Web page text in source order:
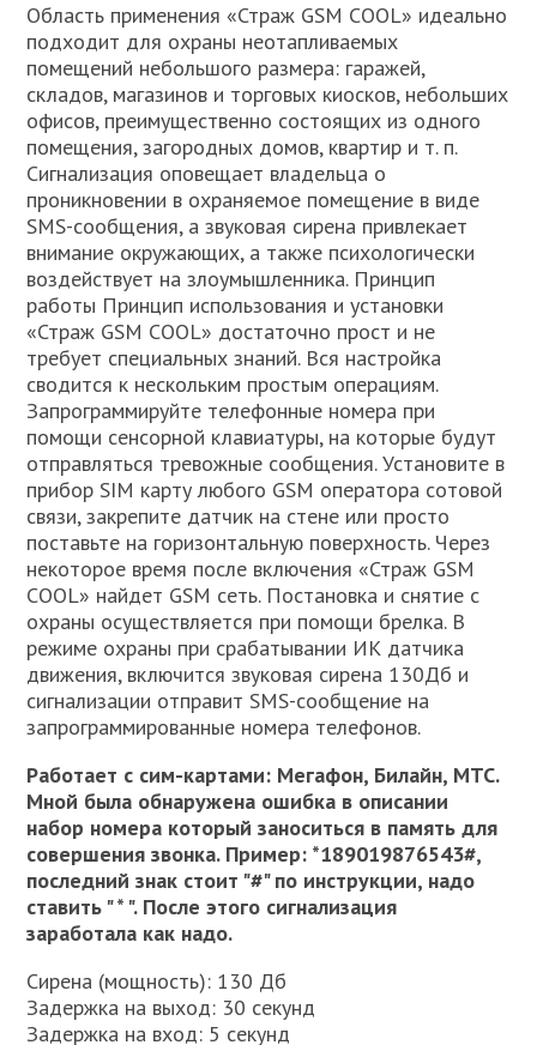
Область применения «Страж GSM COOL» идеально
подходит для охраны неотапливаемых
помещений небольшого размера: гаражей,
складов, магазинов и торговых киосков, небольших
офисов, преимущественно состоящих из одного
помещения, загородных домов, квартир и т. п.
Сигнализация оповещает владельца о
проникновении в охраняемое помещение в виде
SMS-сообщения, а звуковая сирена привлекает
внимание окружающих, а также психологически
воздействует на злоумышленника. Принцип
работы Принцип использования и установки
«Страж GSM COOL» достаточно прост и не
требует специальных знаний. Вся настройка
сводится к нескольким простым операциям.
Запрограммируйте телефонные номера при
помощи сенсорной клавиатуры, на которые будут
отправляться тревожные сообщения. Установите в
прибор SIM карту любого GSM оператора сотовой
связи, закрепите датчик на стене или просто
поставьте на горизонтальную поверхность. Через
некоторое время после включения «Страж GSM
COOL» найдет GSM сеть. Постановка и снятие с
охраны осуществляется при помощи брелка. В
режиме охраны при срабатывании ИК датчика
движения, включится звуковая сирена 130Дб и
сигнализации отправит SMS-сообщение на
запрограммированные номера телефонов.
Работает с сим-картами: Мегафон, Билайн, МТС.
Мной была обнаружена ошибка в описании
набор номера который заноситься в память для
совершения звонка. Пример: *189019876543#,
последний знак стоит "#" по инструкции, надо
ставить " * ". После этого сигнализация
заработала как надо.
Сирена (мощность): 130 Дб
Задержка на выход: 30 секунд
Задержка на вход: 5 секунд